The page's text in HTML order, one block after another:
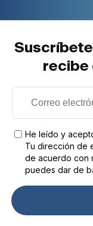
recibe
He leído y
Tu dirección de
de acuerdo con
puedes dar de